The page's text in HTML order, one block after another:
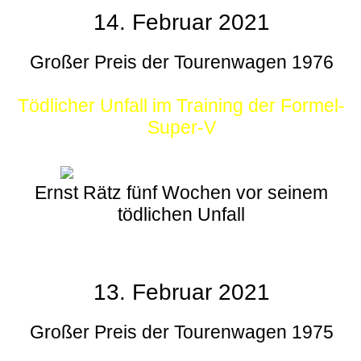
14. Februar 2021
Großer Preis der Tourenwagen 1976
Tödlicher Unfall im Training der Formel-
Super-V
Ernst Rätz fünf Wochen vor seinem
tödlichen Unfall
13. Februar 2021
Großer Preis der Tourenwagen 1975